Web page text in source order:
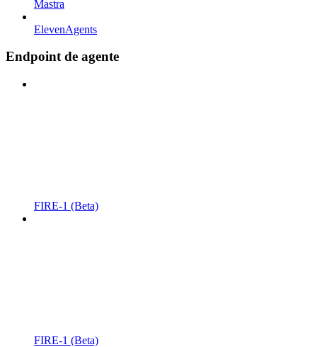
Mastra
ElevenAgents
Endpoint de agente
FIRE-1 (Beta)
FIRE-1 (Beta)